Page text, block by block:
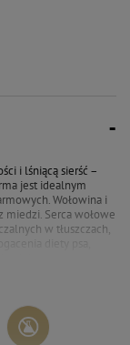
i lśniącą sierść –
jest idealnym
Wołowina i
miedzi. Serca wołowe
w tłuszczach,